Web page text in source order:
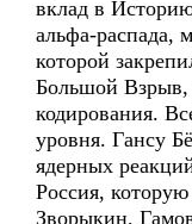
вклад в
альфа-распада,
которой
Большой Взрыв,
кодирования.
уровня. Гансу
ядерных
Россия,
Зворыкин,